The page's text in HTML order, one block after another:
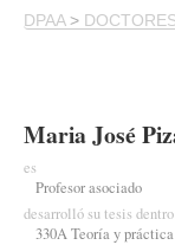
DPAA>
Maria José
es
Profesor asociado
desarrolló su tesis
330A Teoría y